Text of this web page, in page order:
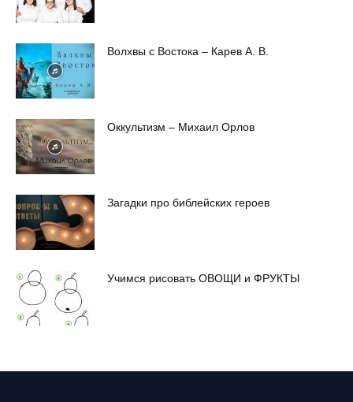
Волхвы с Востока – Карев А. В.
Оккультизм – Михаил Орлов
Загадки про библейских героев
Учимся рисовать ОВОЩИ и ФРУКТЫ